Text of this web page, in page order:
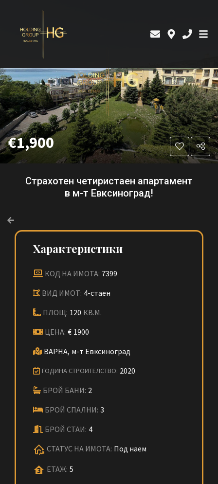
€1,900
Страхотен четиристаен апартамент
в м-т Евксиноград!
Характеристики
КОД НА ИМОТА: 7399
ВИД ИМОТ: 4-стаен
ПЛОЩ: 120 КВ.М.
ЦЕНА: € 1900
ВАРНА, м-т Евксиноград
ГОДИНА СТРОИТЕЛСТВО: 2020
БРОЙ БАНИ: 2
БРОЙ СПАЛНИ: 3
БРОЙ СТАИ: 4
СТАТУС НА ИМОТА: Под наем
ЕТАЖ: 5